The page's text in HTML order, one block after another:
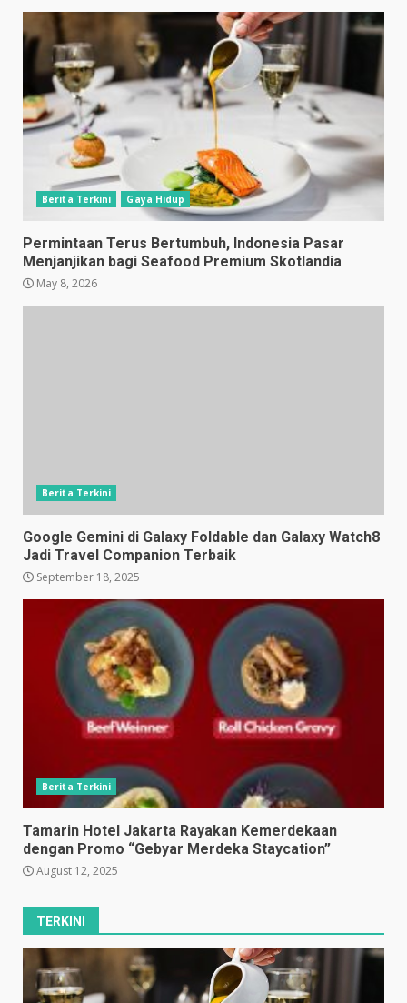
Berita Terkini Gaya Hidup
Permintaan Terus Bertumbuh, Indonesia Pasar
Menjanjikan bagi Seafood Premium Skotlandia
May 8, 2026
Berita Terkini
Google Gemini di Galaxy Foldable dan Galaxy Watch8
Jadi Travel Companion Terbaik
September 18, 2025
Berita Terkini
Tamarin Hotel Jakarta Rayakan Kemerdekaan
dengan Promo “Gebyar Merdeka Staycation”
August 12, 2025
TERKINI